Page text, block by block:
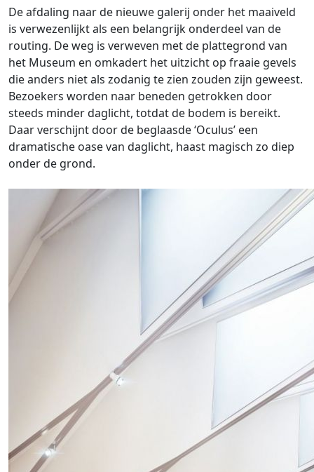
De afdaling naar de nieuwe galerij onder het maaiveld
is verwezenlijkt als een belangrijk onderdeel van de
routing. De weg is verweven met de plattegrond van
het Museum en omkadert het uitzicht op fraaie gevels
die anders niet als zodanig te zien zouden zijn geweest.
Bezoekers worden naar beneden getrokken door
steeds minder daglicht, totdat de bodem is bereikt.
Daar verschijnt door de beglaasde ‘Oculus’ een
dramatische oase van daglicht, haast magisch zo diep
onder de grond.